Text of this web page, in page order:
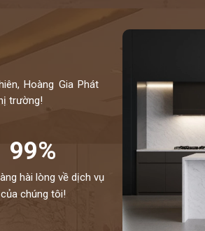
Hoàng Gia Phát
trường!
99%
hài lòng về dịch vụ
của chúng tôi!